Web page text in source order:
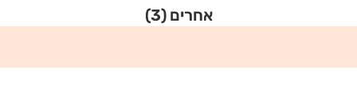
אחרים(3)